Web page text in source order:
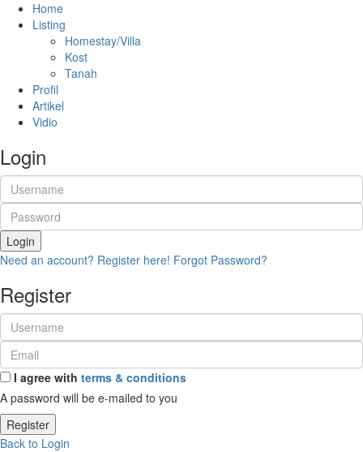
Home
Listing
Homestay/Villa
Kost
Tanah
Profil
Artikel
Vidio
Login
Login
Need an account? Register here! Forgot Password?
Register
I agree with terms & conditions
A password will be e-mailed to you
Register
Back to Login